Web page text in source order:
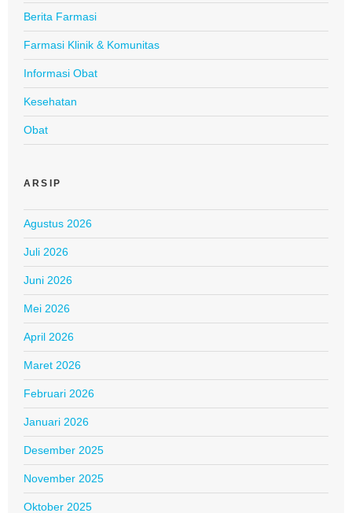
Berita Farmasi
Farmasi Klinik & Komunitas
Informasi Obat
Kesehatan
Obat
ARSIP
Agustus 2026
Juli 2026
Juni 2026
Mei 2026
April 2026
Maret 2026
Februari 2026
Januari 2026
Desember 2025
November 2025
Oktober 2025